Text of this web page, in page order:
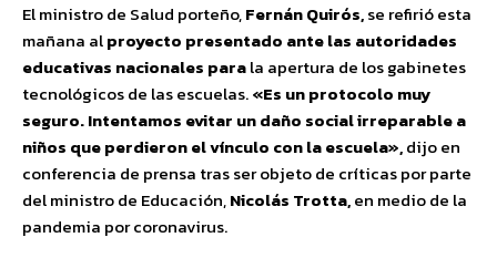
El ministro de Salud porteño,Fernán Quirós,se refirió esta
mañana alproyecto presentado ante las autoridades
educativas nacionales parala apertura de los gabinetes
tecnológicos de las escuelas.«Es un protocolo muy
seguro. Intentamos evitar un daño social irreparable a
niños que perdieron el vínculo con la escuela»,dijo en
conferencia de prensa tras ser objeto de críticas por parte
del ministro de Educación,Nicolás Trotta,en medio de la
pandemia por coronavirus.